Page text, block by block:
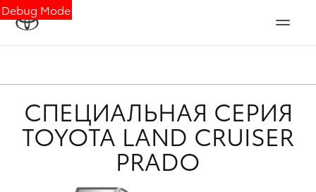
Debug Mode
СПЕЦИАЛЬНАЯ СЕРИЯ
TOYOTA LAND CRUISER
PRADO